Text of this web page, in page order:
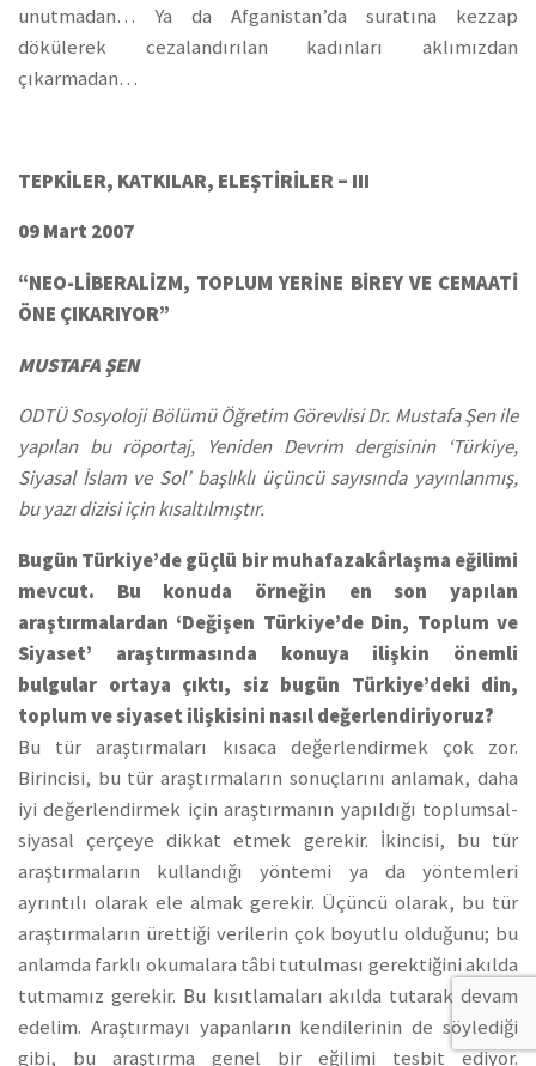
unutmadan… Ya da Afganistan’da suratına kezzap
dökülerek cezalandırılan kadınları aklımızdan
çıkarmadan…
TEPKİLER, KATKILAR, ELEŞTİRİLER – III
09 Mart 2007
“NEO-LİBERALİZM, TOPLUM YERİNE BİREY VE CEMAATİ
ÖNE ÇIKARIYOR”
MUSTAFA ŞEN
ODTÜ Sosyoloji Bölümü Öğretim Görevlisi Dr. Mustafa Şen ile
yapılan bu röportaj, Yeniden Devrim dergisinin ‘Türkiye,
Siyasal İslam ve Sol’ başlıklı üçüncü sayısında yayınlanmış,
bu yazı dizisi için kısaltılmıştır.
Bugün Türkiye’de güçlü bir muhafazakârlaşma eğilimi
mevcut. Bu konuda örneğin en son yapılan
araştırmalardan ‘Değişen Türkiye’de Din, Toplum ve
Siyaset’ araştırmasında konuya ilişkin önemli
bulgular ortaya çıktı, siz bugün Türkiye’deki din,
toplum ve siyaset ilişkisini nasıl değerlendiriyoruz?
Bu tür araştırmaları kısaca değerlendirmek çok zor.
Birincisi, bu tür araştırmaların sonuçlarını anlamak, daha
iyi değerlendirmek için araştırmanın yapıldığı toplumsal-
siyasal çerçeye dikkat etmek gerekir. İkincisi, bu tür
araştırmaların kullandığı yöntemi ya da yöntemleri
ayrıntılı olarak ele almak gerekir. Üçüncü olarak, bu tür
araştırmaların ürettiği verilerin çok boyutlu olduğunu; bu
anlamda farklı okumalara tâbi tutulması gerektiğini akılda
tutmamız gerekir. Bu kısıtlamaları akılda tutarak devam
edelim. Araştırmayı yapanların kendilerinin de söylediği
gibi, bu araştırma genel bir eğilimi tesbit ediyor.